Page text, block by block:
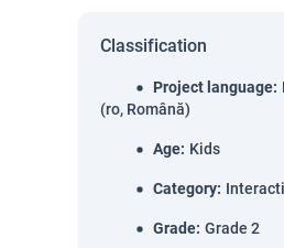
Classification
Project language:
(ro, Română)
Age: Kids
Category:
Grade: Grade 2